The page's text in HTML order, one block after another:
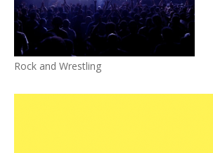
Rock and Wrestling